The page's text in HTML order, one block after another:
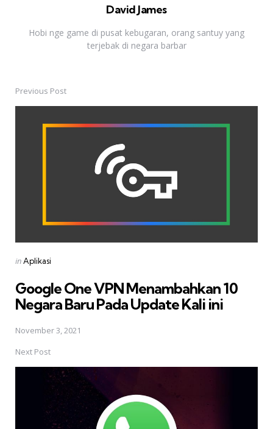
David James
Hobi nge game di pusat kebugaran, orang santuy yang
terjebak di negara barbar
Post
navigation
Previous Post
Posted
inAplikasi
Google One VPN Menambahkan 10
Negara Baru Pada Update Kali ini
November 3, 2021
Next Post